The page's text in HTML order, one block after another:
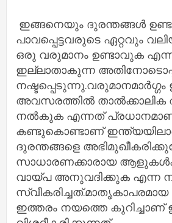
ഇങ്ങനെയും ദുരന്തങ്ങൾ
പാവപ്പെട്ടവരുടെ ഏറ്റവും
ഒരു വരുമാനം ഉണ്ടാവുക
ഇല്ലാതാകുന്ന
അവസരത്തിൽ
നൽകുക എന്നത്
കണ്ടുകൊണ്ടാണ്
ദുരന്തങ്ങളെ
സാധാരണക്കാരായ
വായ്പ അനുവദിക്കുക എന്ന
സ്വീകരിച്ചത്.മാതൃകാപരമായ
ഇത്തരം നയത്തെ കുറിച്ചാണ്